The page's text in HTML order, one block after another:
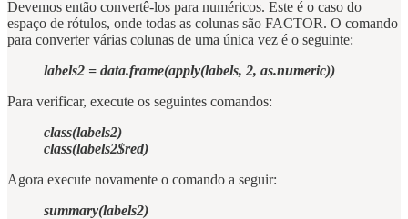
Devemos então convertê-los para numéricos. Este é o caso do
espaço de rótulos, onde todas as colunas são FACTOR. O comando
para converter várias colunas de uma única vez é o seguinte:
labels2 = data.frame(apply(labels, 2, as.numeric))
Para verificar, execute os seguintes comandos:
class(labels2)
class(labels2$red)
Agora execute novamente o comando a seguir:
summary(labels2)